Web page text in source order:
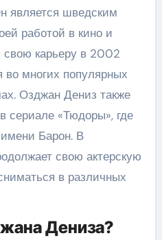
является шведским
работой в кино и
свою карьеру в 2002
во многих популярных
Озджан Дениз также
сериале «Тюдоры», где
Барон. В
свою актерскую
в различных
Дениза?